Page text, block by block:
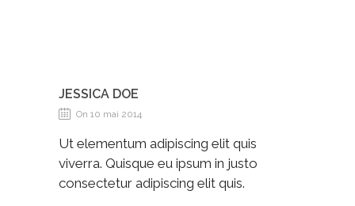
JESSICA DOE
On 10 mai 2014
Ut elementum adipiscing elit quis
viverra. Quisque eu ipsum in justo
consectetur adipiscing elit quis.